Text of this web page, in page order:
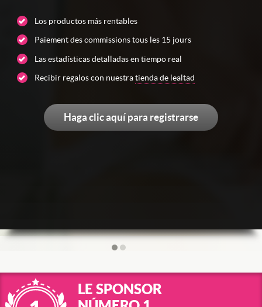
Los productos más rentables
Paiement des commissions tous les 15 jours
Las estadísticas detalladas en tiempo real
Recibir regalos con nuestratienda de lealtad
Haga clic aquí para registrarse
LE SPONSOR